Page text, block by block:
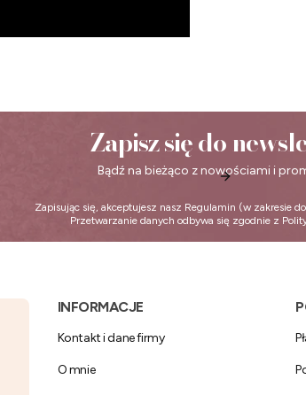
Zapisz się do
Bądź na bieżąco z nowościami i
Zapisując się, akceptujesz nasz Regulamin (w zakresie
Przetwarzanie danych odbywa się zgodnie z
Linki w stopce
INFORMACJE
Kontakt i dane firmy
O mnie